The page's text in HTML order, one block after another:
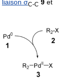
liaison σC-C 9 et